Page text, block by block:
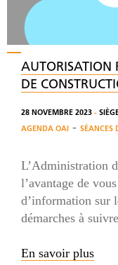
AUTORISATION
DE
28 NOVEMBRE 2023 -
AGENDA OAI - SÉANCES
L’Administration
l’avantage de
d’information sur
démarches à
En savoir plus